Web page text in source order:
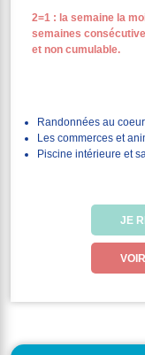
2=1 : la semaine la
semaines
et non cumulable.
Randonnées au
Les commerces et
Piscine intérieure et
JE